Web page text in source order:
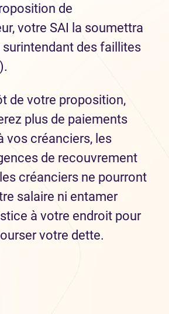
de
votre SAI la soumettra
surintendant des faillites
de votre proposition,
plus de paiements
vos créanciers, les
de recouvrement
créanciers ne pourront
salaire ni entamer
à votre endroit pour
votre dette.